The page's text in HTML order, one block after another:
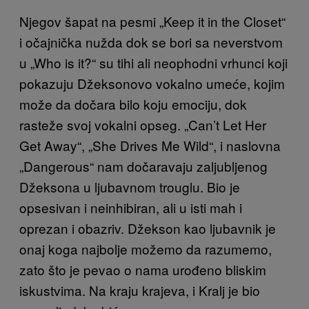
Njegov šapat na pesmi „Keep it in the Closet“
i očajnička nužda dok se bori sa neverstvom
u „Who is it?“ su tihi ali neophodni vrhunci koji
pokazuju Džeksonovo vokalno umeće, kojim
može da dočara bilo koju emociju, dok
rasteže svoj vokalni opseg. „Can’t Let Her
Get Away“, „She Drives Me Wild“, i naslovna
„Dangerous“ nam dočaravaju zaljubljenog
Džeksona u ljubavnom trouglu. Bio je
opsesivan i neinhibiran, ali u isti mah i
oprezan i obazriv. Džekson kao ljubavnik je
onaj koga najbolje možemo da razumemo,
zato što je pevao o nama urođeno bliskim
iskustvima. Na kraju krajeva, i Kralj je bio